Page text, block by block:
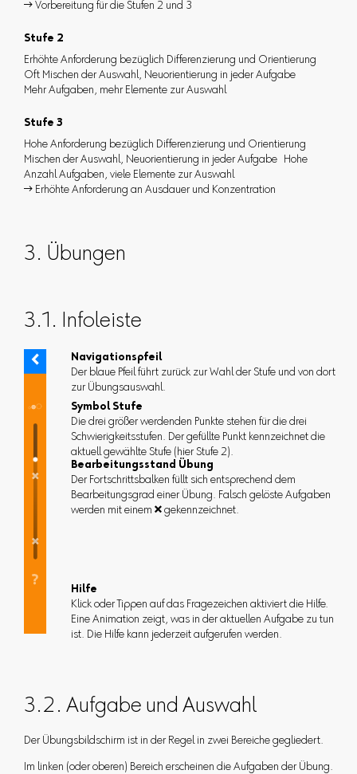
 Vorbereitung für die Stufen 2 und 3
Stufe 2
Erhöhte Anforderung bezüglich Differenzierung und Orientierung
Oft Mischen der Auswahl, Neuorientierung in jeder Aufgabe
Mehr Aufgaben, mehr Elemente zur Auswahl
Stufe 3
Hohe Anforderung bezüglich Differenzierung und Orientierung
Mischen der Auswahl, Neuorientierung in jeder Aufgabe Hohe
Anzahl Aufgaben, viele Elemente zur Auswahl
 Erhöhte Anforderung an Ausdauer und Konzentration
3. Übungen
3.1. Infoleiste
Navigationspfeil
Der blaue Pfeil führt zurück zur Wahl der Stufe und von dort
zur Übungsauswahl.
Symbol Stufe
Die drei größer werdenden Punkte stehen für die drei
Schwierigkeitsstufen. Der gefüllte Punkt kennzeichnet die
aktuell gewählte Stufe (hier Stufe 2).
Bearbeitungsstand Übung
Der Fortschrittsbalken füllt sich entsprechend dem
Bearbeitungsgrad einer Übung. Falsch gelöste Aufgaben
werden mit einem  gekennzeichnet.
Hilfe
Klick oder Tippen auf das Fragezeichen aktiviert die Hilfe.
Eine Animation zeigt, was in der aktuellen Aufgabe zu tun
ist. Die Hilfe kann jederzeit aufgerufen werden.
3.2. Aufgabe und Auswahl
Der Übungsbildschirm ist in der Regel in zwei Bereiche gegliedert.
Im linken (oder oberen) Bereich erscheinen die Aufgaben der Übung.